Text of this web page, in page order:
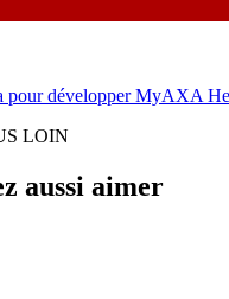
pour développer MyAXA
LOIN
aussi aimer